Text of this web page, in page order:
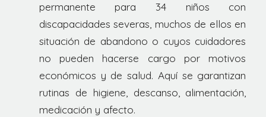
permanente para 34 niños con
discapacidades severas, muchos de ellos en
situación de abandono o cuyos cuidadores
no pueden hacerse cargo por motivos
económicos y de salud. Aquí se garantizan
rutinas de higiene, descanso, alimentación,
medicación y afecto.